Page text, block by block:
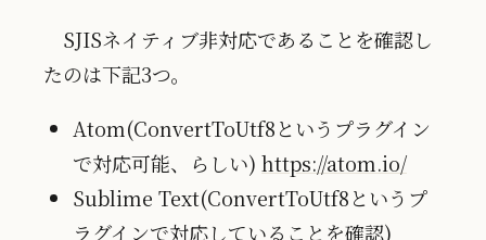
SJISネイティブ非対応であることを確認し
たのは下記3つ。
Atom(ConvertToUtf8というプラグイン
で対応可能、らしい) https://atom.io/
Sublime Text(ConvertToUtf8というプ
ラグインで対応していることを確認)